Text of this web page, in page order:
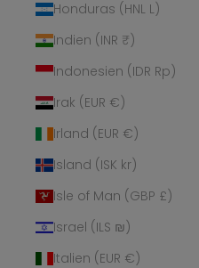
Honduras (HNL L)
Indien (INR ₹)
Indonesien (IDR Rp)
Irak (EUR €)
Irland (EUR €)
Island (ISK kr)
Isle of Man (GBP £)
Israel (ILS ₪)
Italien (EUR €)